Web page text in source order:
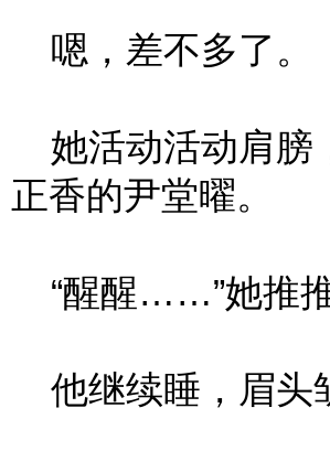
嗯，差不多了。
她活动活动肩膀
正香的尹堂曜。
“醒醒……”她推
他继续睡，眉头